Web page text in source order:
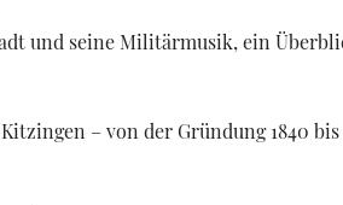
und seine Militärmusik, ein
– von der Gründung 1840